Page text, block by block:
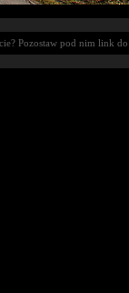
Pozostaw pod nim link do